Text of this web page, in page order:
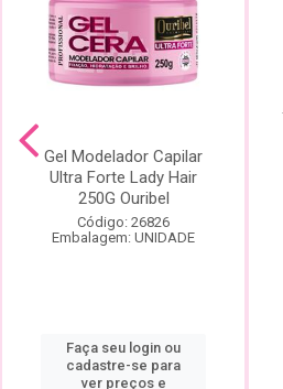
Gel Modelador Capilar
Ultra Forte Lady Hair
250G Ouribel
Código: 26826
Embalagem: UNIDADE
Faça seu login ou
cadastre-se para
ver preços e